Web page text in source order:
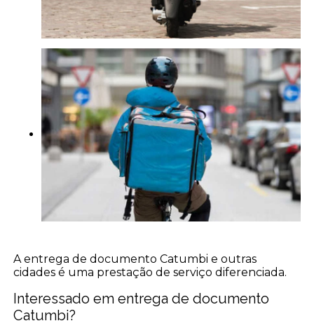
A entrega de documento Catumbi e outras
cidades é uma prestação de serviço diferenciada.
Interessado em entrega de documento
Catumbi?